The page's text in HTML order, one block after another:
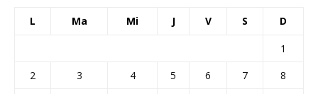
L Ma Mi J V S D
1
2
3 4 5 6 7
8